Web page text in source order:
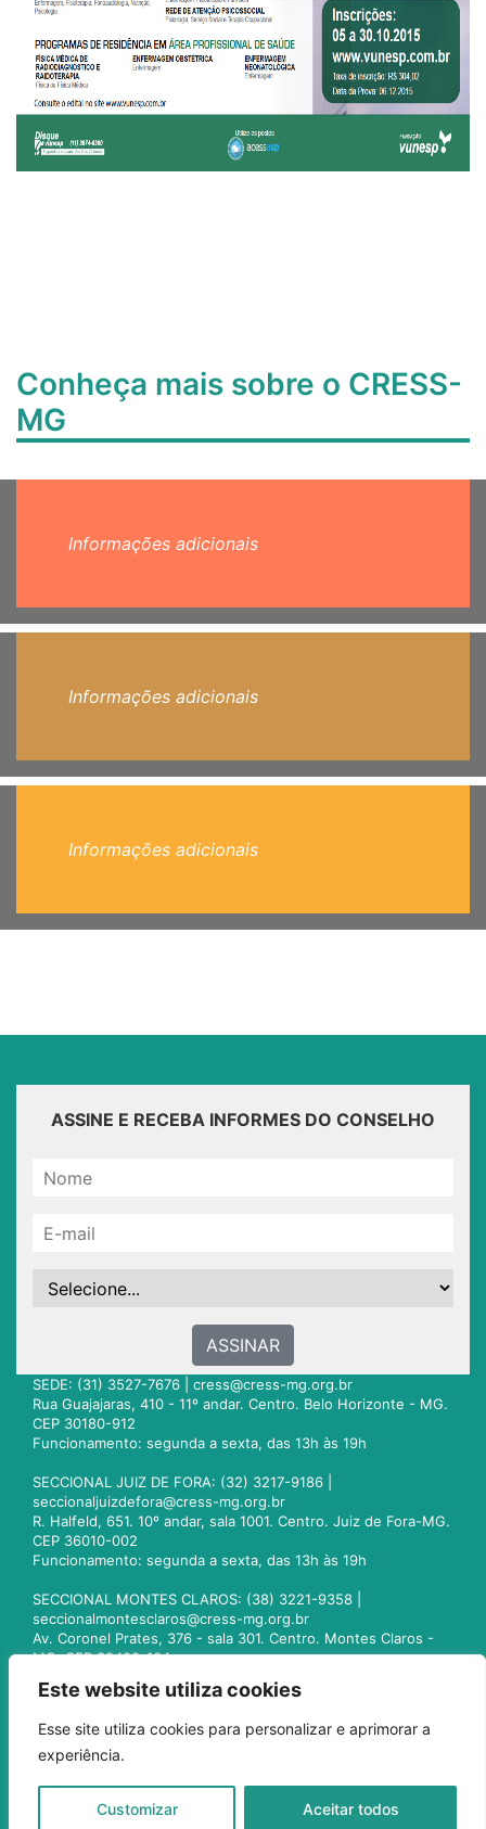
Este website utiliza cookies
Esse site utiliza cookies para personalizar e aprimorar a
experiência.
Customizar Aceitar todos
Conheça mais sobre o CRESS-
MG
Informações adicionais
Informações adicionais
Informações adicionais
ASSINE E RECEBA INFORMES DO CONSELHO
ASSINAR
SEDE: (31) 3527-7676 | cress@cress-mg.org.br
Rua Guajajaras, 410 - 11º andar. Centro. Belo Horizonte - MG.
CEP 30180-912
Funcionamento: segunda a sexta, das 13h às 19h
SECCIONAL JUIZ DE FORA: (32) 3217-9186 |
seccionaljuizdefora@cress-mg.org.br
R. Halfeld, 651. 10º andar, sala 1001. Centro. Juiz de Fora-MG.
CEP 36010-002
Funcionamento: segunda a sexta, das 13h às 19h
SECCIONAL MONTES CLAROS: (38) 3221-9358 |
seccionalmontesclaros@cress-mg.org.br
Av. Coronel Prates, 376 - sala 301. Centro. Montes Claros -
MG. CEP 39400-104
seccionaluberlandia@cress-mg.org.br
Av. Afonso Pena, 547 - sala 101. Uberlândia - MG. CEP